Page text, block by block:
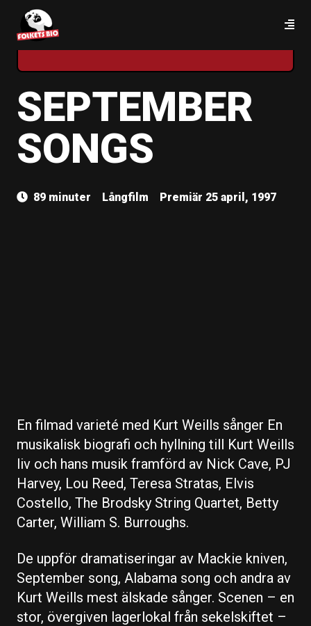
SEPTEMBER
SONGS
89 minuter Långfilm Premiär 25 april, 1997
En filmad varieté med Kurt Weills sånger En
musikalisk biografi och hyllning till Kurt Weills
liv och hans musik framförd av Nick Cave, PJ
Harvey, Lou Reed, Teresa Stratas, Elvis
Costello, The Brodsky String Quartet, Betty
Carter, William S. Burroughs.
De uppför dramatiseringar av Mackie kniven,
September song, Alabama song och andra av
Kurt Weills mest älskade sånger. Scenen – en
stor, övergiven lagerlokal från sekelskiftet –